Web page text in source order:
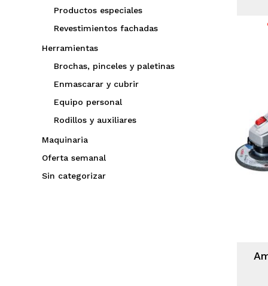
Productos especiales
Revestimientos fachadas
Herramientas
Brochas, pinceles y paletinas
Enmascarar y cubrir
Equipo personal
Rodillos y auxiliares
Maquinaria
Oferta semanal
Sin categorizar